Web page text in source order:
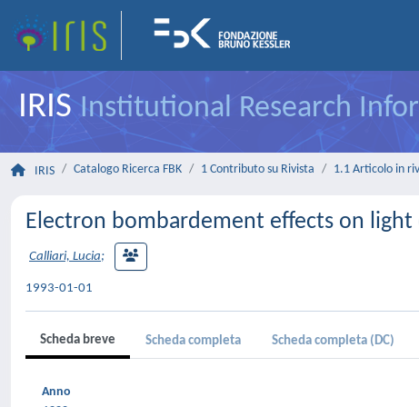
IRISInstitutional Research
IRIS Catalogo Ricerca FBK 1 Contributo su Rivista 1.1 Articolo in
Electron bombardement effects on
Calliari, Lucia;
1993-01-01
Scheda breve Scheda completa Scheda completa (DC)
Anno